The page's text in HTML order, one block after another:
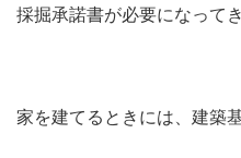
採掘承諾書が必要になってき
家を建てるときには、建築